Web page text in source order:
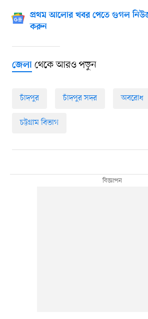
প্রথম আলোর খবর পেতে গুগল
করুন
জেলাথেকে আরও পড়ুন
চাঁদপুর চাঁদপুর সদর অবরোধ
চট্টগ্রাম বিভাগ